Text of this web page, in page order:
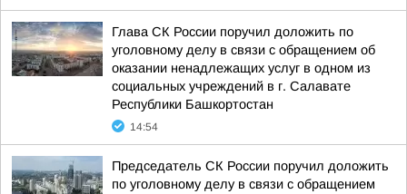
Глава СК России поручил доложить по
уголовному делу в связи с обращением об
оказании ненадлежащих услуг в одном из
социальных учреждений в г. Салавате
Республики Башкортостан
14:54
Председатель СК России поручил доложить
по уголовному делу в связи с обращением